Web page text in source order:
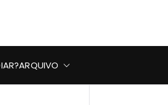
Hell
ARQUIVO